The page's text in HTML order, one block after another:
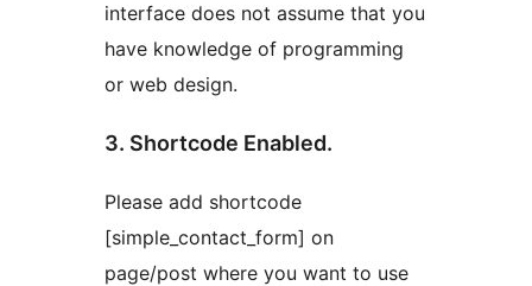
interface does not assume that you
have knowledge of programming
or web design.
3. Shortcode Enabled.
Please add shortcode
[simple_contact_form] on
page/post where you want to use